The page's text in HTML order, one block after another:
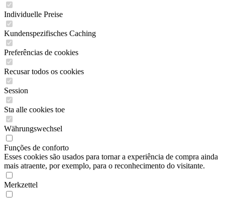
Individuelle Preise
Kundenspezifisches Caching
Preferências de cookies
Recusar todos os cookies
Session
Sta alle cookies toe
Währungswechsel
Funções de conforto
Esses cookies são usados para tornar a experiência de compra ainda
mais atraente, por exemplo, para o reconhecimento do visitante.
Merkzettel